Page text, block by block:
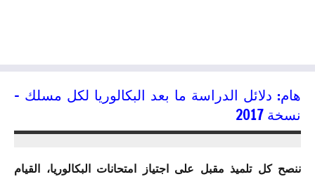
هام: دلائل الدراسة ما بعد البكالوريا لكل مسلك –
نسخة 2017
ننصح كل تلميذ مقبل على اجتياز امتحانات البكالوريا، القيام